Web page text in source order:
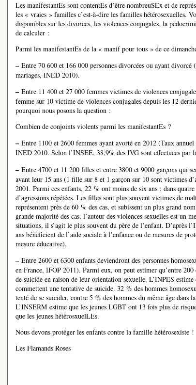
Les manifestantEs sont contentEs d’être nombreuSEx et de
les « vraies » familles c’est-à-dire les familles hétérosexuelles.
disponibles sur les divorces, les violences conjugales, la
de calculer :
Parmi les manifestantEs de la « manif pour tous » de ce
– Entre 70 600 et 166 000 personnes divorcées ou ayant divorcé
mariages, INED 2010).
– Entre 11 400 et 27 000 femmes victimes de violences
femme sur 10 victime de violences conjugales depuis les 12
pourquoi nous posons la question :
Combien de conjoints violents parmi les manifestantEs ?
– Entre 1100 et 2600 femmes ayant avorté en 2012 (Taux
INED 2010. Selon l’INSEE, 38,9% des IVG sont effectuées par
– Entre 4700 et 11 200 filles et entre 3800 et 9000 garçons qui
avant leur 15 ans (1 fille sur 8 et 1 garçon sur 10 sont victimes
2001. Parmi ces enfants, 22 % ont moins de six ans ; dans
d’agressions répétées. Les filles sont plus souvent victimes de
représentent près de 60 % des cas, et subissent un plus grand
grande majorité des cas, l’auteur des violences sexuelles est un
situations, il s’agit le plus souvent du père de l’enfant. D’après
ans bénéficient de l’aide sociale à l’enfance ou de mesures de
mesure éducative).
– Entre 2600 et 6300 enfants deviendront des personnes
en France, IFOP 2011). Parmi eux, on peut estimer qu’entre
de suicide en raison de leur orientation sexuelle. L’INPES
commettent une tentative de suicide. 32 % des hommes
tenté de se suicider, contre 5 % des hommes du même âge dans
L’INSERM estime que les jeunes LGBT ont 13 fois plus de
que les jeunes hétérosxuelLEs.
Nous devons protéger les enfants contre la famille hétérosexiste !
Les Flamands Roses